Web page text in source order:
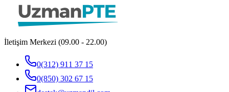
İletişim Merkezi (09.00 - 22.00)
0(312) 911 37 15
0(850) 302 67 15